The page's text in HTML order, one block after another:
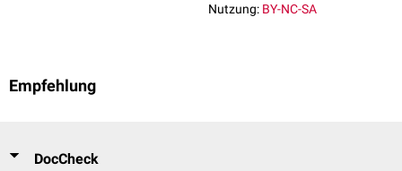
Nutzung: BY-NC-SA
Empfehlung
DocCheck